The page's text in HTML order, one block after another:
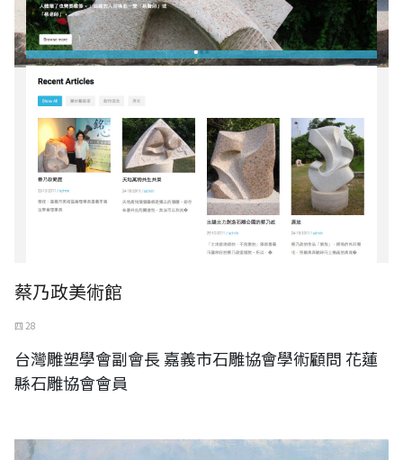
蔡乃政美術館
四 28
台灣雕塑學會副會長 嘉義市石雕協會學術顧問 花蓮
縣石雕協會會員